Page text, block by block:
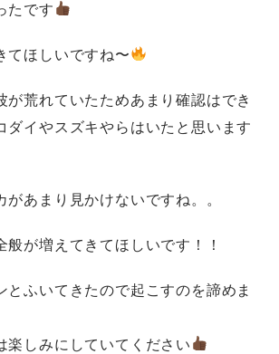
たです
てほしいですね〜
が荒れていたためあまり確認はでき
ダイやスズキやらはいたと思います
があまり見かけないですね。。
般が増えてきてほしいです！！
とふいてきたので起こすのを諦めま
楽しみにしていてください